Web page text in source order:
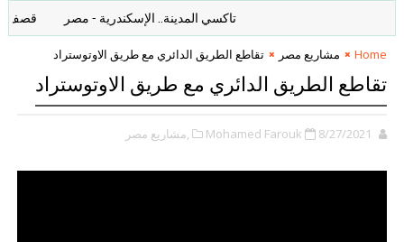
تاكسي المدينة.. الإسكندرية - مصر قصف
Home مشاريع مصر تقاطع الطريق الدائري مع طريق الاوتوستراد
تقاطع الطريق الدائري مع طريق الاوتوستراد
Mohamed Farouk 8/27/2021 ,مشاريع مصر